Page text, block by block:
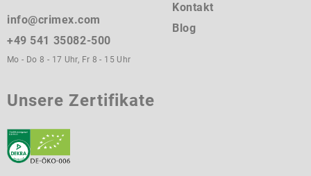
info@crimex.com
+49 541 35082-500
Mo - Do 8 - 17 Uhr, Fr 8 - 15 Uhr
Kontakt
Blog
Unsere Zertifikate